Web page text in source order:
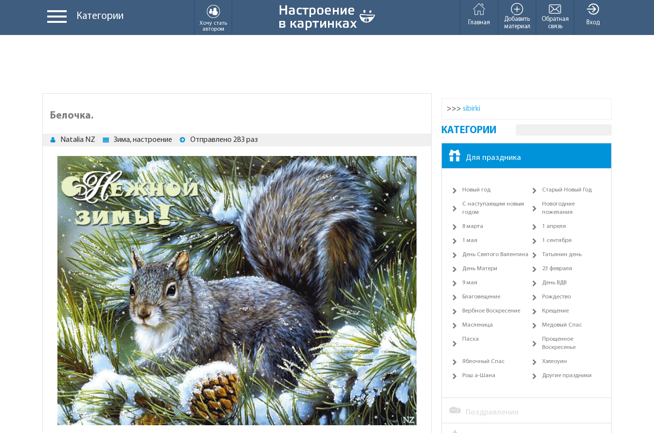
Категории
Хочу стать
автором
Вход
Обратная
связь
Добавить
материал
Главная
Белочка.
Natalia NZ Зима, настроение Отправлено 283 раз
>>> sibirki
КАТЕГОРИИ
Для праздника
Новый год Старый Новый Год
С наступающим новым
годом
Новогодние
пожелания
8 марта 1 апреля
1 мая 1 сентября
День Святого Валентина Татьянин день
День Матери 23 февраля
9 мая День ВДВ
Благовещение Рождество
Вербное Воскресение Крещение
Масленица Медовый Спас
Пасха
Прощенное
Воскресенье
Яблочный Спас Хэллоуин
Рош а-Шана Другие праздники
Поздравления